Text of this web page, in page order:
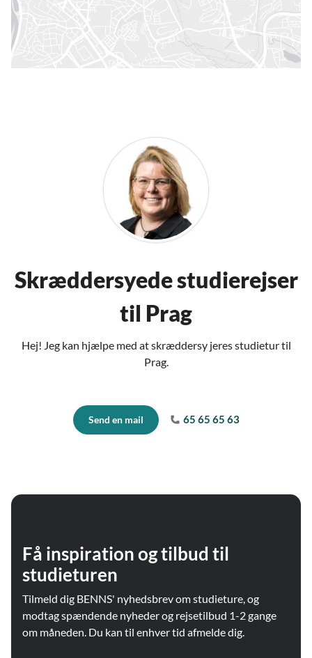
Skræddersyede studierejser
til Prag
Hej! Jeg kan hjælpe med at skræddersy jeres studietur til
Prag.
Send en mail 65 65 65 63
Få inspiration og tilbud til
studieturen
Tilmeld dig BENNS' nyhedsbrev om studieture, og
modtag spændende nyheder og rejsetilbud 1-2 gange
om måneden. Du kan til enhver tid afmelde dig.